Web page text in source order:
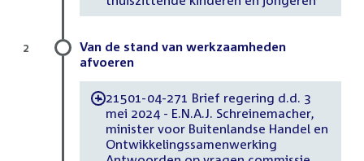
Van de stand van werkzaamheden
afvoeren
-21501-04-271 Brief regering d.d. 3
mei 2024 - E.N.A.J. Schreinemacher,
minister voor Buitenlandse Handel en
Ontwikkelingssamenwerking
2